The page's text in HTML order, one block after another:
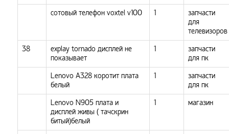
сотовый телефон voxtel v100 1
запчасти
для
телевизоров
38
explay tornado дисплей не
показывает
1
запчасти
для пк
Lenovo A328 коротит плата
белый
1
запчасти
для пк
Lenovo N905 плата и
дисплей живы ( тачскрин
битый)белый
1 магазин